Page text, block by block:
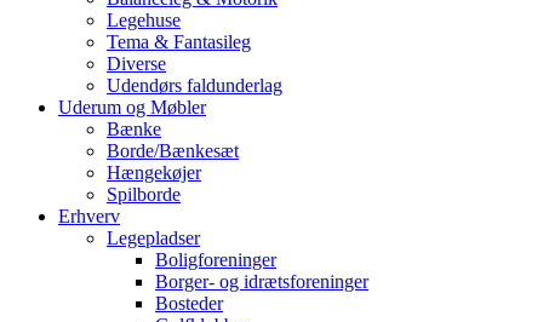
Legehuse
Tema & Fantasileg
Diverse
Udendørs faldunderlag
Uderum og Møbler
Bænke
Borde/Bænkesæt
Hængekøjer
Spilborde
Erhverv
Legepladser
Boligforeninger
Borger- og idrætsforeninger
Bosteder